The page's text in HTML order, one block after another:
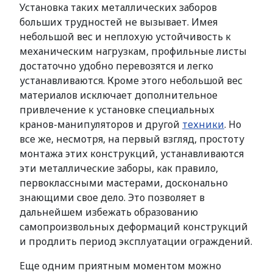
Установка таких металлических заборов
больших трудностей не вызывает. Имея
небольшой вес и неплохую устойчивость к
механическим нагрузкам, профильные листы
достаточно удобно перевозятся и легко
устанавливаются. Кроме этого небольшой вес
материалов исключает дополнительное
привлечение к установке специальных
кранов-манипуляторов и другой техники. Но
все же, несмотря, на первый взгляд, простоту
монтажа этих конструкций, устанавливаются
эти металлические заборы, как правило,
первоклассными мастерами, досконально
знающими свое дело. Это позволяет в
дальнейшем избежать образованию
самопроизвольных деформаций конструкций
и продлить период эксплуатации ограждений.
Еще одним приятным моментом можно